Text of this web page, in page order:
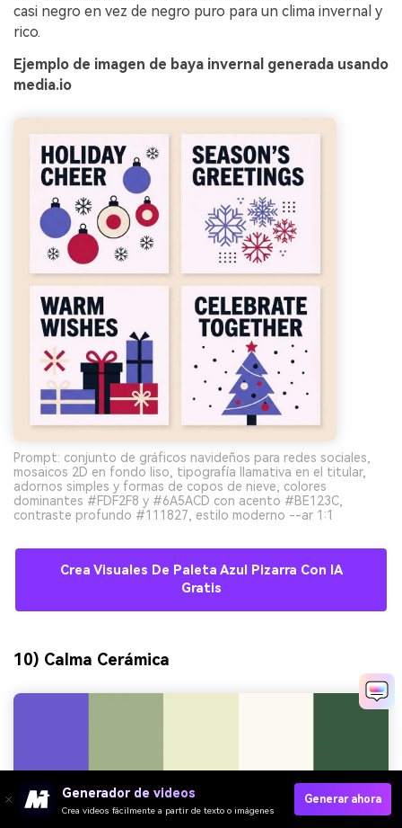
casi negro en vez de negro puro para un clima invernal y
rico.
Ejemplo de imagen de baya invernal generada usando
media.io
Prompt: conjunto de gráficos navideños para redes sociales,
mosaicos 2D en fondo liso, tipografía llamativa en el titular,
adornos simples y formas de copos de nieve, colores
dominantes #FDF2F8 y #6A5ACD con acento #BE123C,
contraste profundo #111827, estilo moderno --ar 1:1
Crea Visuales De Paleta Azul Pizarra Con IA
Gratis
10) Calma Cerámica
Generador de videos
Crea videos fácilmente a partir de texto o imágenes
Generar ahora